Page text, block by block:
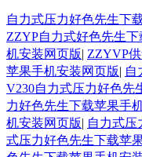
自力式压力好色先生下
ZZYP自力式好色先生
机安装网页版| ZZYVP
苹果手机安装网页版| 自
V230自力式压力好色先
力好色先生下载苹果手
机安装网页版| 自力式压
式压力好色先生下载苹